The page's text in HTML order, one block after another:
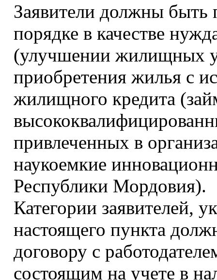
Заявители должны быть
порядке в качестве
(улучшении жилищных
приобретения жилья с
жилищного кредита
привлеченных в
наукоемкие
Республики Мордовия).
Категории заявителей,
настоящего пункта
договору с
состоящим на учете в